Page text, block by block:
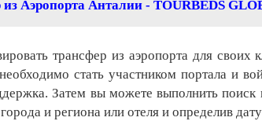
из Аэропорта Анталии - TOURBEDS
трансфер из аэропорта для своих
стать участником портала и
Затем вы можете выполнить
и региона или отеля и определив